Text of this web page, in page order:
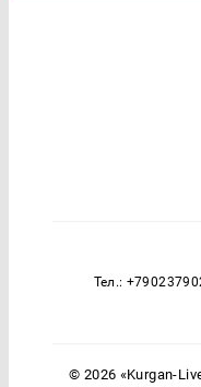
Тел.:
© 2026 «Kurgan-